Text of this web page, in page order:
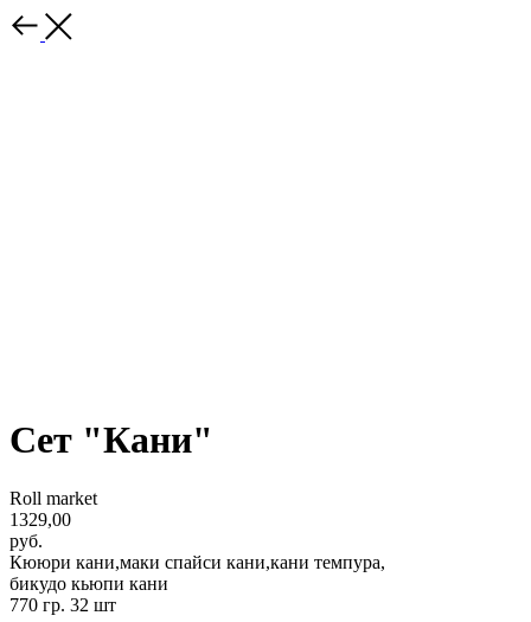
Сет "Кани"
Roll market
1329,00
руб.
Кююри кани,маки спайси кани,кани темпура,
бикудо кьюпи кани
770 гр. 32 шт